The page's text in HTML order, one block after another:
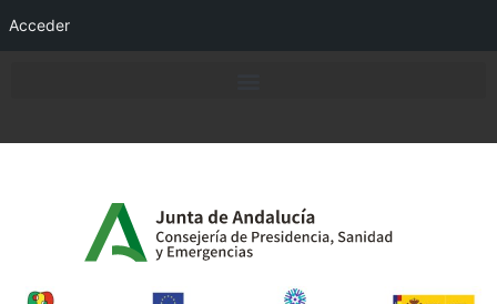
Acceder